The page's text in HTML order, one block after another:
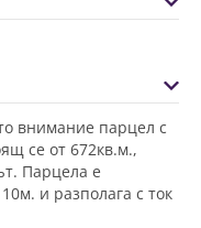
внимание парцел с
се от 672кв.м.,
Парцела е
и разполага с ток